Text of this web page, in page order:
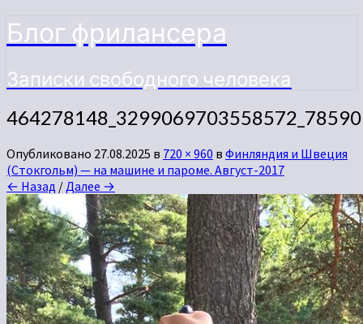
Блог фрилансера
Записки свободного человека
Опубликовано 27.08.2025 в 720 × 960 в Финляндия и Швеция
(Стокгольм) — на машине и пароме. Август-2017
← Назад /Далее →